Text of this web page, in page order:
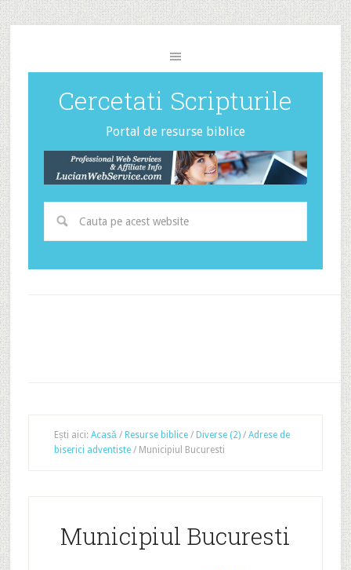
Cercetati Scripturile
Portal de resurse biblice
Ești aici: Acasă / Resurse biblice / Diverse (2) / Adrese de
biserici adventiste /Municipiul Bucuresti
Municipiul Bucuresti